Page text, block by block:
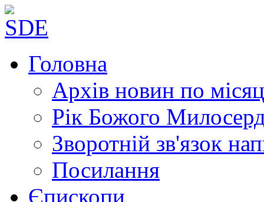
Головна
Архів новин по
Рік Божого
Зворотній зв'язок
Посилання
Єпископи